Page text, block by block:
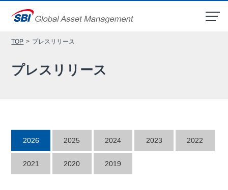
TOP プレスリリース
プレスリリース
2026 2025 2024 2023 2022
2021 2020 2019